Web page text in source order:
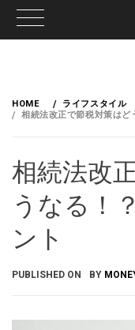
HOME
ライフスタイル
相続法改正で節税対策はど
相続法改
うなる！
ント
PUBLISHED ON BY